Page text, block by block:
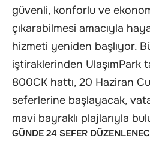
güvenli, konforlu ve
çıkarabilmesi amacıyla
hizmeti yeniden başlıyor.
iştiraklerinden UlaşımPark
800CK hattı, 20 Haziran
seferlerine başlayacak,
mavi bayraklı plajlarıyla
GÜNDE 24 SEFER